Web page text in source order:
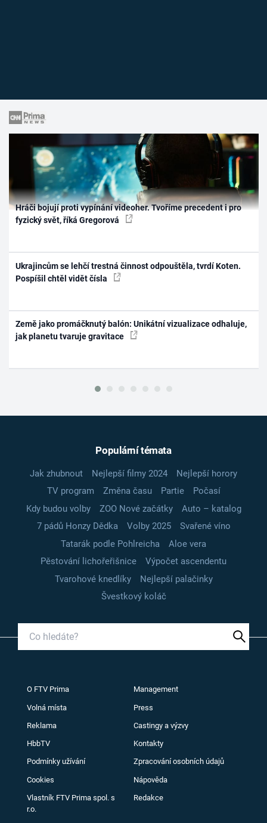
Hráči bojují proti vypínání videoher. Tvoříme precedent i pro
fyzický svět, říká Gregorová
Ukrajincům se lehčí trestná činnost odpouštěla, tvrdí Koten.
Pospíšil chtěl vidět čísla
Země jako promáčknutý balón: Unikátní vizualizace odhaluje,
jak planetu tvaruje gravitace
Populární témata
Jak zhubnout Nejlepší filmy 2024
Nejlepší horory
TV program
Změna času Partie
Počasí
Kdy budou volby
ZOO Nové začátky
Auto – katalog
7 pádů Honzy Dědka
Volby 2025
Svařené víno
Tatarák podle Pohlreicha
Aloe vera
Pěstování lichořeřišnice
Výpočet ascendentu
Tvarohové knedlíky
Nejlepší palačinky
Švestkový koláč
O FTV Prima Management
Volná místa Press
Reklama Castingy a výzvy
HbbTV Kontakty
Podmínky užívání Zpracování osobních údajů
Cookies Nápověda
Vlastník FTV Prima spol. s
r.o.
Redakce